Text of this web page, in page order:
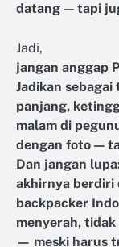
datang — tapi
Jadi,
jangan anggap
Jadikan
panjang,
malam di
dengan foto —
Dan jangan
akhirnya berdiri
backpacker
menyerah,
— meski harus